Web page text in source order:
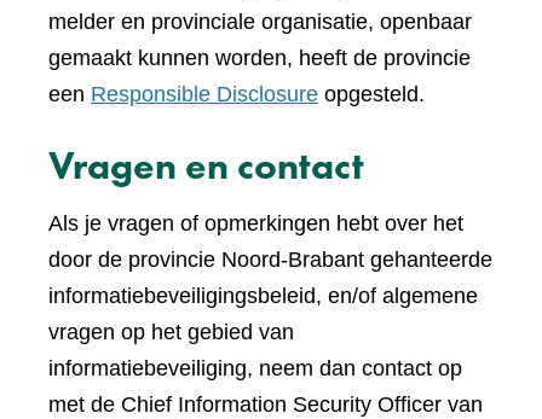
melder en provinciale organisatie, openbaar
gemaakt kunnen worden, heeft de provincie
een Responsible Disclosure opgesteld.
Vragen en contact
Als je vragen of opmerkingen hebt over het
door de provincie Noord-Brabant gehanteerde
informatiebeveiligingsbeleid, en/of algemene
vragen op het gebied van
informatiebeveiliging, neem dan contact op
met de Chief Information Security Officer van